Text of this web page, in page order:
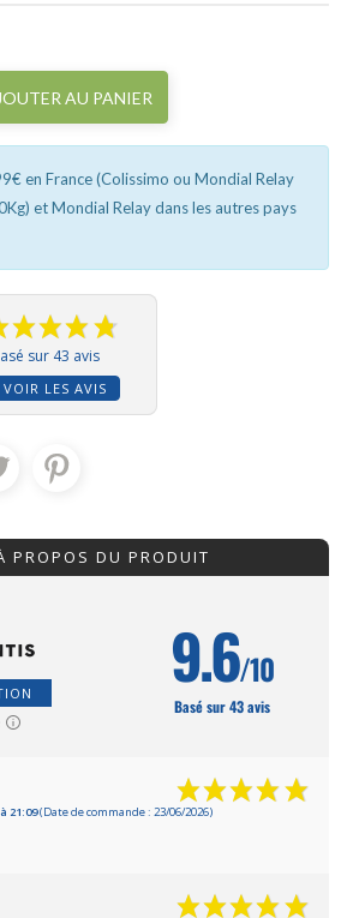
AU PANIER
en France (Colissimo ou Mondial Relay
et Mondial Relay dans les autres pays
sur 43 avis
VOIR LES AVIS
PROPOS DU PRODUIT
9.6/10
Basé sur 43 avis
21:09(Date de commande : 23/06/2026)